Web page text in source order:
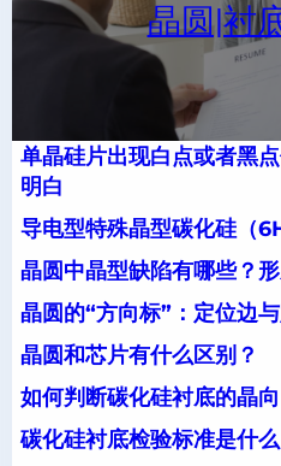
晶圆|衬
单晶硅片出现白点或者黑
明白
导电型特殊晶型碳化硅（
晶圆中晶型缺陷有哪些？
晶圆的“方向标”：定位边
晶圆和芯片有什么区别？
如何判断碳化硅衬底的晶向
碳化硅衬底检验标准是什么